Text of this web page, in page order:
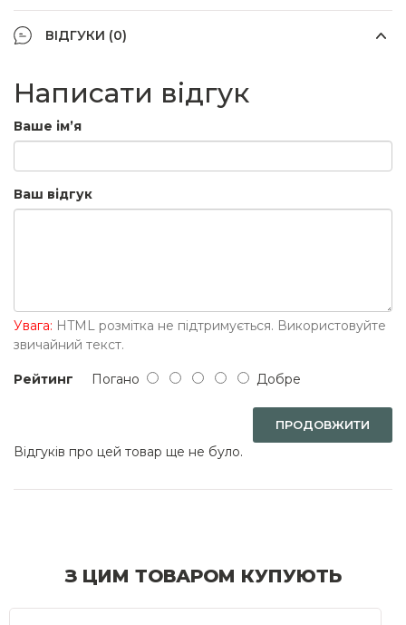
ВІДГУКИ (0)
Написати відгук
Ваше ім’я
Ваш відгук
Увага: HTML розмітка не підтримується. Використовуйте
звичайний текст.
Рейтинг Погано Добре
ПРОДОВЖИТИ
Відгуків про цей товар ще не було.
З ЦИМ ТОВАРОМ КУПУЮТЬ